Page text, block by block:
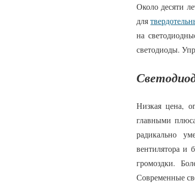
Около десяти
для
на
светодиоды.
Низкая цена,
главными
радикально
вентилятора и
громоздки.
Современные